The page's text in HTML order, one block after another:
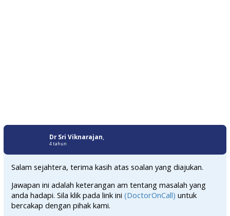
Dr Sri Viknarajan
4 tahun
Salam sejahtera, terima kasih atas soalan yang diajukan.
Jawapan ini adalah keterangan am tentang masalah yang
anda hadapi. Sila klik pada link ini(DoctorOnCall) untuk
bercakap dengan pihak kami.